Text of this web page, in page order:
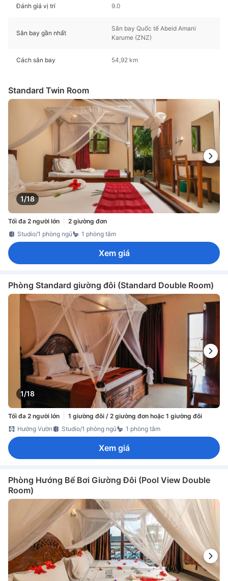
Đánh giá vị trí 9.0
Sân bay gần nhất
Sân bay Quốc tế Abeid Amani
Karume (ZNZ)
Cách sân bay 54,92 km
Standard Twin Room
1/18
Tối đa 2 người lớn
2 giường đơn
Studio/1 phòng ngủ
1 phòng tắm
Xem giá
Phòng Standard giường đôi (Standard Double Room)
1/18
Tối đa 2 người lớn
1 giường đôi / 2 giường đơn hoặc 1 giường đôi
Hướng Vườn
Studio/1 phòng ngủ 1 phòng tắm
Xem giá
Phòng Hướng Bể Bơi Giường Đôi (Pool View Double
Room)